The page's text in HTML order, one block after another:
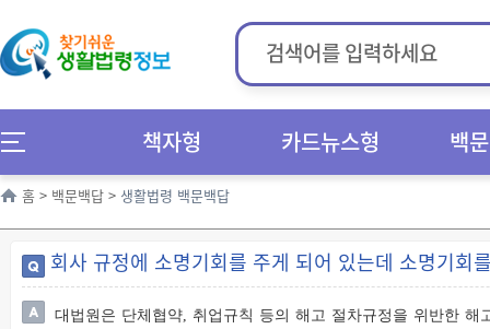
책자형 카드뉴스형 백
홈 > 백문백답 > 생활법령 백문백답
회사 규정에 소명기회를 주게 되어 있는데 소명기회
대법원은 단체협약, 취업규칙 등의 해고 절차규정을 위반한